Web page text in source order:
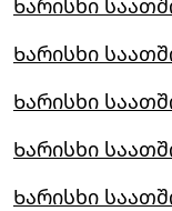
Ხარისხი
Ხარისხი
Ხარისხი
Ხარისხი
Ხარისხი